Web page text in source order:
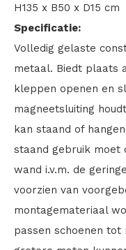
H135 x B50 x D15 cm
Specificatie:
Volledig gelaste
metaal. Biedt plaats
kleppen openen en
magneetsluiting
kan staand of
staand gebruik moet
wand i.v.m. de
voorzien van
montagemateriaal
passen schoenen